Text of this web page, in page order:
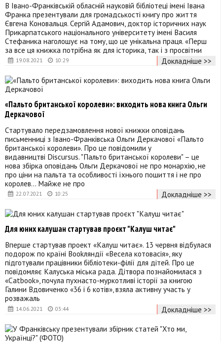
19.08.2021 10:29
В Івано-Франківській обласній науковій бібліотеці імені Івана
Франка презентували для громадськості книгу про життя
Євгена Коновальця. Сергій Адамович, доктор історичних наук
Прикарпатського національного університету імені Василя
Стефаника наголошує на тому, що це унікальна праця. «Перш
за все ця книжка потрібна як для історика, так і з просвітни
Докладніше >>
22.07.2021 10:25
«Пальто британської королеви»: виходить нова книга Ольги
Деркачової
Стартувало передзамовлення нової книжки оповідань
письменниці з Івано-Франківська Ольги Деркачової «Пальто
британської королеви». Про це повідомили у
видавництві Discursus. "Пальто британської королеви" – це
нова збірка оповідань Ольги Деркачової не про монархію, не
про ціни на пальта та особливості їхнього пошиття і не про
королев… Майже не про
Докладніше >>
14.06.2021 03:44
Для юних калушан стартував проєкт "Калуш читає"
Вперше стартував проект «Калуш читає». 13 червня відбулася
подорож по країні Bookляндії «Весела котовасія», яку
підготували працівники бібліотеки-філії для дітей. Про це
повідомляє Калуська міська рада. Дітвора познайомилася з
«Catbook», почула пухнасто-муркотливі історії за книгою
Галини Вдовиченко «36 і 6 котів», взяла активну участь у
розважаль
Докладніше >>